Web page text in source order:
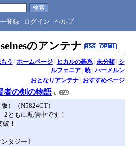
登録 ログイン ヘルプ
のアンテナ
う | ホームページ| ヒカルの碁系| 未分類| シ
ルフェニア| 暁|ハーメルン
おとなりアンテナ| おすすめページ
者の剣の物語
）（N5824CT）
2ともに配信中です！
！
タジー〕